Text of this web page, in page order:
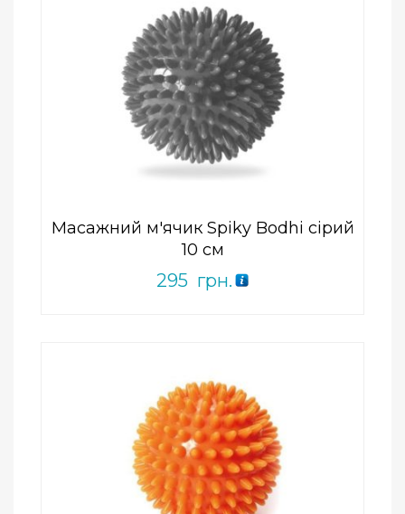
Масажний м'ячик Spiky Bodhi сірий
10 см
295 грн.
ПРИДБАТИ
Add to Wishlist
ПРИДБАТИ
Add to Wishlist